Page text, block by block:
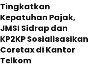
Tingkatkan
Kepatuhan Pajak,
JMSI Sidrap dan
KP2KP Sosialisasikan
Coretax di Kantor
Telkom